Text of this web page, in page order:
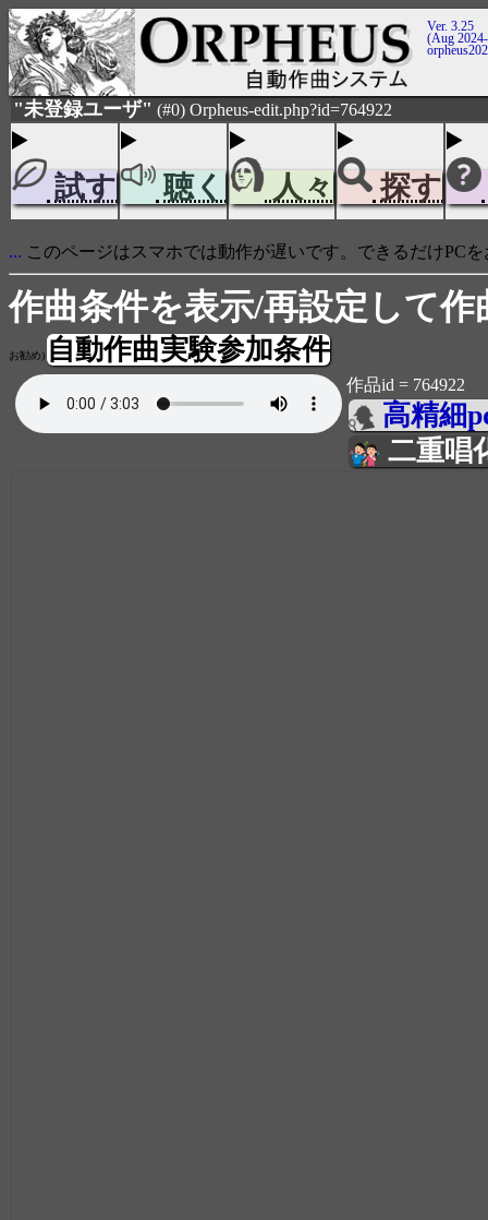
Ver. 3.25
(Aug
"未登録ユーザ" (#0) Orpheus-edit.php?id=764922
試す 聴く 人々 探す
... このページはスマホでは動作が遅いです。できるだけPC
作曲条件を表示/再設定して作
お勧め)自動作曲実験参加条件
作品id = 764922
高精細
二重唱